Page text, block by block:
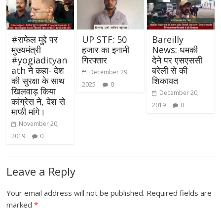
#राफेल मुद्दे पर
मुख्यमंत्री
#yogiadityan
ath ने कहा- देश
की सुरक्षा के साथ
खिलवाड़ किया
कांग्रेस ने, देश से
माफी मांगे।
November 20,
2019
0
UP STF: 50
हजार का इनामी
गिरफ्तार
December 29,
2025
0
Bareilly
News: धमकी
देने पर एसएससी
बरेली से की
शिकायत
December 20,
2019
0
Leave a Reply
Your email address will not be published. Required fields are
marked*